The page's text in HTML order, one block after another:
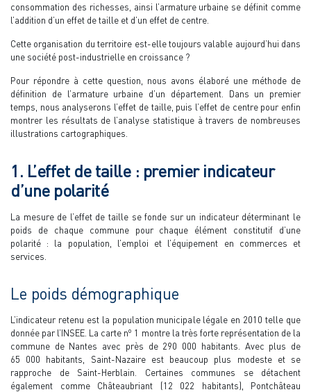
consommation des richesses, ainsi l’armature urbaine se définit comme
l’addition d’un effet de taille et d’un effet de centre.
Cette organisation du territoire est-elle toujours valable aujourd’hui dans
une société post-industrielle en croissance ?
Pour répondre à cette question, nous avons élaboré une méthode de
définition de l’armature urbaine d’un département. Dans un premier
temps, nous analyserons l’effet de taille, puis l’effet de centre pour enfin
montrer les résultats de l’analyse statistique à travers de nombreuses
illustrations cartographiques.
1. L’effet de taille : premier indicateur
d’une polarité
La mesure de l’effet de taille se fonde sur un indicateur déterminant le
poids de chaque commune pour chaque élément constitutif d’une
polarité : la population, l’emploi et l’équipement en commerces et
services.
Le poids démographique
L’indicateur retenu est la population municipale légale en 2010 telle que
donnée par l’INSEE. La carte no 1 montre la très forte représentation de la
commune de Nantes avec près de 290 000 habitants. Avec plus de
65 000 habitants, Saint-Nazaire est beaucoup plus modeste et se
rapproche de Saint-Herblain. Certaines communes se détachent
également comme Châteaubriant (12 022 habitants), Pontchâteau